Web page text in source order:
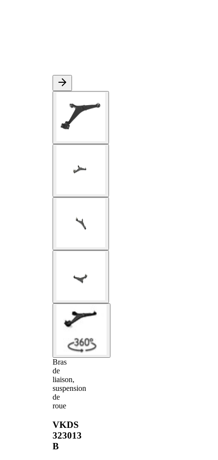
Bras
de
liaison,
suspension
de
roue
VKDS
323013
B